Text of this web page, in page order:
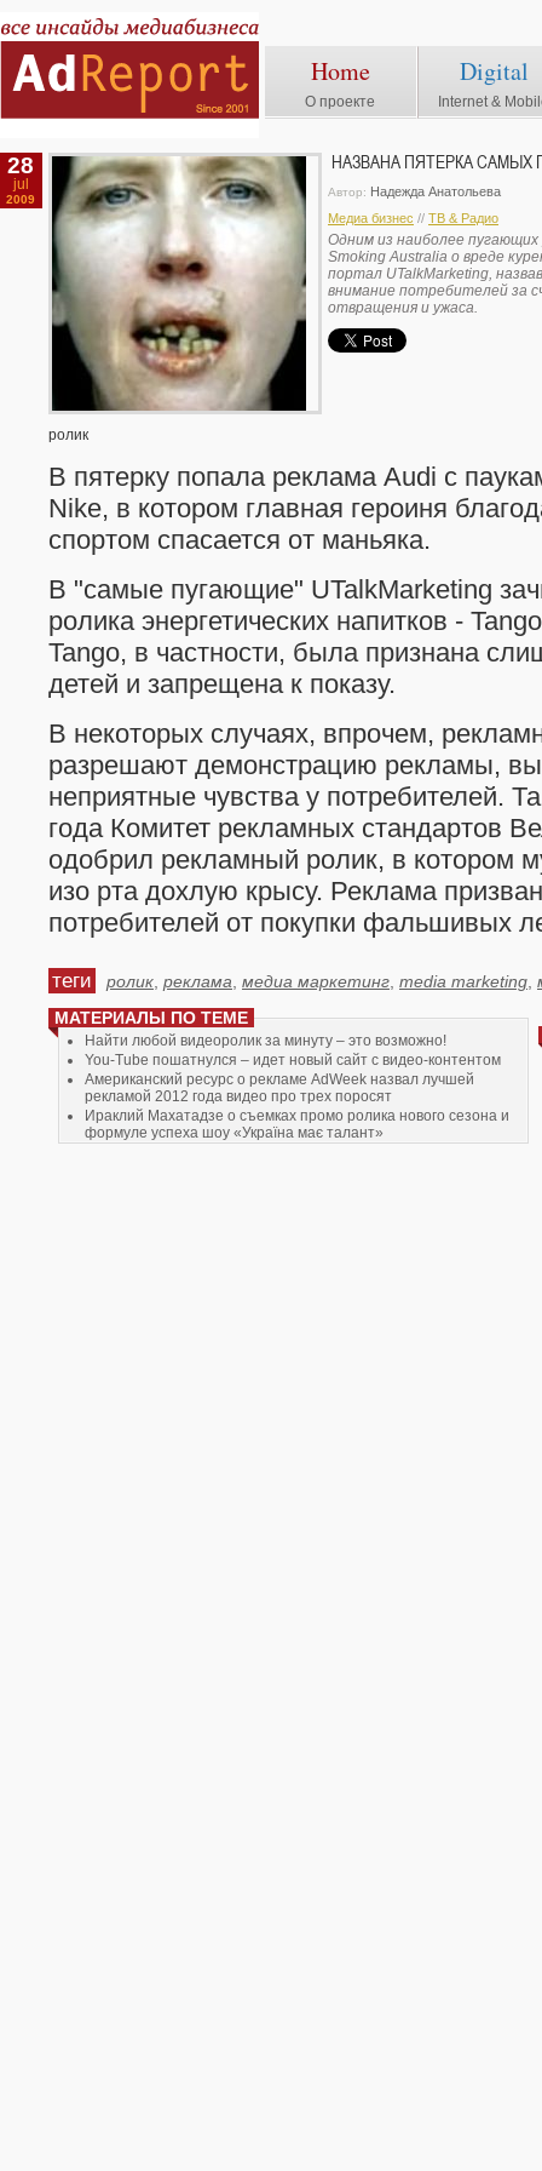
Home
О проекте
Digital
Internet &
28
jul
2009
ролик
НАЗВАНА ПЯТЕРКА
Автор: Надежда Анатольева
Медиа бизнес // ТВ & Радио
Одним из наиболее пугающих
Smoking Australia о вреде
портал UTalkMarketing,
внимание потребителей за
отвращения и ужаса.
В пятерку попала реклама Audi с
Nike, в котором главная героиня
спортом спасается от маньяка.
В "самые пугающие" UTalkMarketing
ролика энергетических напитков -
Tango, в частности, была признана
детей и запрещена к показу.
В некоторых случаях, впрочем,
разрешают демонстрацию рекламы,
неприятные чувства у потребителей.
года Комитет рекламных стандартов
одобрил рекламный ролик, в котором
изо рта дохлую крысу. Реклама
потребителей от покупки фальшивых
теги ролик реклама медиа маркетинг media marketing
МАТЕРИАЛЫ ПО ТЕМЕ
Найти любой видеоролик за минуту – это возможно!
You-Tube пошатнулся – идет новый сайт с видео-контентом
Американский ресурс о рекламе AdWeek назвал лучшей
рекламой 2012 года видео про трех поросят
Ираклий Махатадзе о съемках промо ролика нового сезона и
формуле успеха шоу «Україна має талант»